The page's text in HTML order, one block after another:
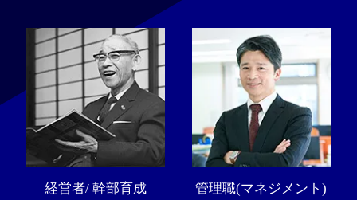
経営者/ 幹部育成
管理職(マネジメント)